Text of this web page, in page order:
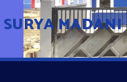
SURYA